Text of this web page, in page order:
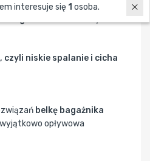
korzystać użytkownicy
czyli niskie spalanie i cicha
belkę bagażnika
opływowa
interesuje się 1 osoba.